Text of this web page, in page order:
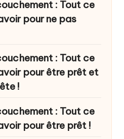
: Tout ce
pour ne pas
: Tout ce
pour être prêt et
!
: Tout ce
pour être prêt !